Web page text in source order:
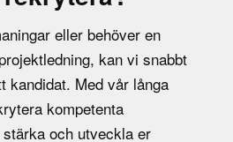
eller behöver en
kan vi snabbt
kandidat. Med vår långa
kompetenta
och utveckla er